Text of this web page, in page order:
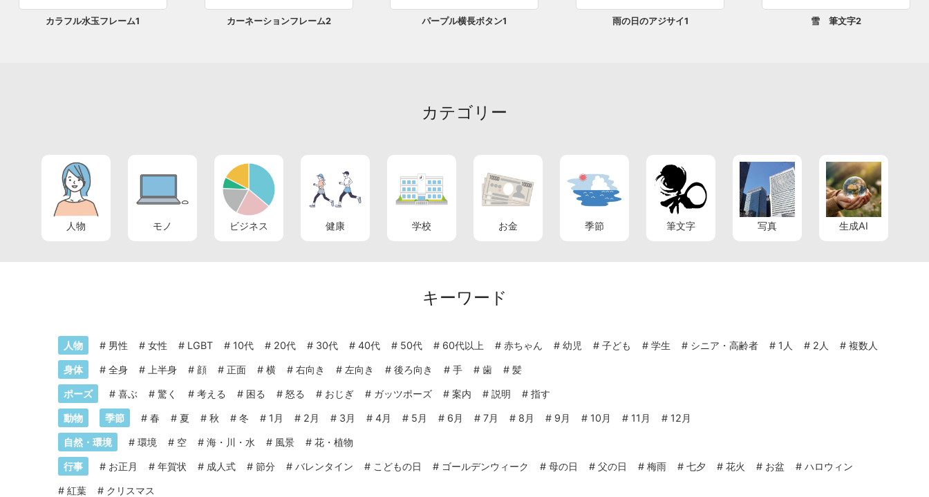
カラフル水玉フレーム1 カーネーションフレーム2 パープル横長ボタン1 雨の日のアジサイ1 雪 筆文字2
カテゴリー
人物 モノ ビジネス 健康 学校 お金 季節 筆文字 写真 生成AI
キーワード
人物 # 男性 # 女性 # LGBT # 10代 # 20代 # 30代 # 40代 # 50代 # 60代以上 # 赤ちゃん # 幼児 # 子ども # 学生 # シニア・高齢者 # 1人 # 2人 # 複数人
身体 # 全身 # 上半身 # 顔 # 正面 # 横 # 右向き # 左向き # 後ろ向き # 手 # 歯 # 髪
ポーズ # 喜ぶ # 驚く # 考える # 困る # 怒る # おじぎ # ガッツポーズ # 案内 # 説明 # 指す
動物 季節 # 春 # 夏 # 秋 # 冬 # 1月 # 2月 # 3月 # 4月 # 5月 # 6月 # 7月 # 8月 # 9月 # 10月 # 11月 # 12月
自然・環境 # 環境 # 空 # 海・川・水 # 風景 # 花・植物
行事 # お正月 # 年賀状 # 成人式 # 節分 # バレンタイン # こどもの日 # ゴールデンウィーク # 母の日 # 父の日 # 梅雨 # 七夕 # 花火 # お盆 # ハロウィン
# 紅葉 # クリスマス